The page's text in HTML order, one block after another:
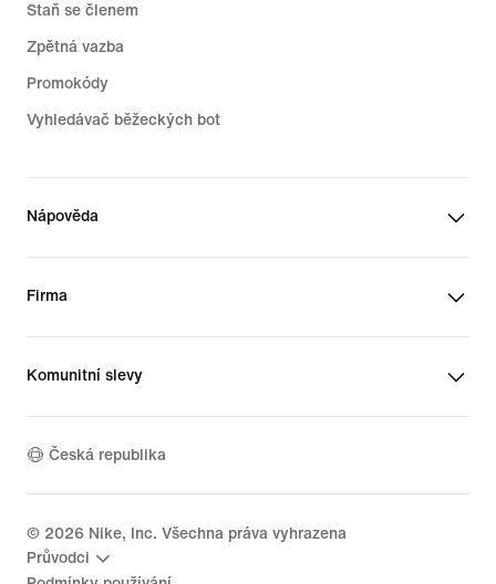
Staň se členem
Zpětná vazba
Promokódy
Vyhledávač běžeckých bot
Nápověda
Firma
Komunitní slevy
Česká republika
© 2026 Nike, Inc. Všechna práva vyhrazena
Průvodci